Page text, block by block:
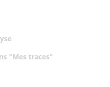
"Mes traces"